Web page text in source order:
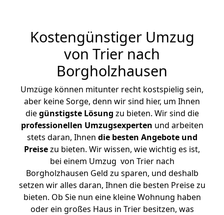
Kostengünstiger Umzug
von Trier nach
Borgholzhausen
Umzüge können mitunter recht kostspielig sein,
aber keine Sorge, denn wir sind hier, um Ihnen
diegünstigste Lösung zu bieten. Wir sind die
professionellen Umzugsexperten und arbeiten
stets daran, Ihnen die besten Angebote und
Preisezu bieten. Wir wissen, wie wichtig es ist,
bei einem Umzug von Trier nach
Borgholzhausen Geld zu sparen, und deshalb
setzen wir alles daran, Ihnen die besten Preise zu
bieten. Ob Sie nun eine kleine Wohnung haben
oder ein großes Haus in Trier besitzen, was